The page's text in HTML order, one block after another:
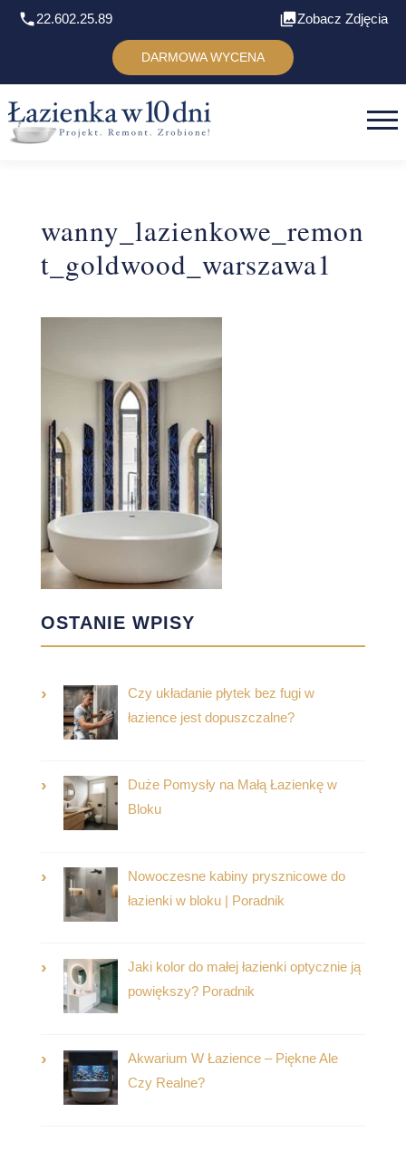
22.602.25.89 Zobacz Zdjęcia
DARMOWA WYCENA
wanny_lazienkowe_remon
t_goldwood_warszawa1
OSTANIE WPISY
Czy układanie płytek bez fugi w
łazience jest dopuszczalne?
Duże Pomysły na Małą Łazienkę w
Bloku
Nowoczesne kabiny prysznicowe do
łazienki w bloku | Poradnik
Jaki kolor do małej łazienki optycznie ją
powiększy? Poradnik
Akwarium W Łazience – Piękne Ale
Czy Realne?